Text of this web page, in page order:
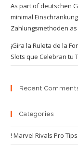
As part of deutschen
minimal
Zahlungsmethoden
¡Gira la Ruleta de la
Slots que Celebran tu
Recent
Categories
! Marvel Rivals Pro Tips